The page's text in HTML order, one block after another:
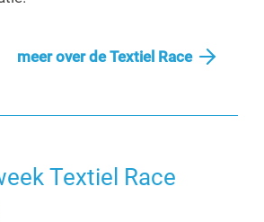
meer over de Textiel Race
Textiel Race